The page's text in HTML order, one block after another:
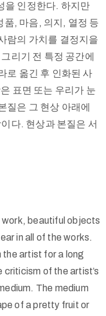
을 인정한다. 하지만
품, 마음, 의지, 열정 등
람의 가치를 결정지을
리기 전 특정 공간에
로 옮긴 후 인화된 사
표면 또는 우리가 눈
질은 그 현상 아래에
다. 현상과 본질은 서
work, beautiful objects
in all of the works.
the artist for a long
of the artist’s
The medium
of a pretty fruit or